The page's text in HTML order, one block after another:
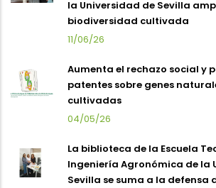
la Universidad de Sevilla
biodiversidad cultivada
11/06/26
Aumenta el rechazo social y
patentes sobre genes
cultivadas
04/05/26
La biblioteca de la Escuela
Ingeniería Agronómica de la
Sevilla se suma a la defensa